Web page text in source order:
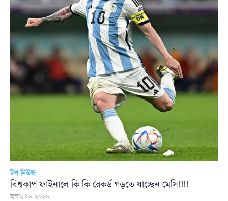
টপ নিউজ
বিশ্বকাপ ফাইনালে কি কি রেকর্ড গড়তে যাচ্ছেন মেসি!!!!
জুলাই ১৬, ২০২৬